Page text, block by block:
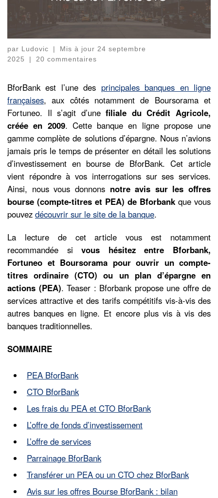
par Ludovic | Mis à jour 24 septembre
2025
| 20 commentaires
BforBank est l’une des principales banques en ligne
françaises, aux côtés notamment de Boursorama et
Fortuneo. Il s’agit d’unefiliale du Crédit Agricole,
créée en 2009. Cette banque en ligne propose une
gamme complète de solutions d’épargne. Nous n’avions
jamais pris le temps de présenter en détail les solutions
d’investissement en bourse de BforBank. Cet article
vient répondre à vos interrogations sur ses services.
Ainsi, nous vous donnons notre avis sur les offres
bourse (compte-titres et PEA) de Bforbank que vous
pouvez découvrir sur le site de la banque.
La lecture de cet article vous est notamment
recommandée sivous hésitez entre Bforbank,
Fortuneo et Boursorama pour ouvrir un compte-
titres ordinaire (CTO) ou un plan d’épargne en
actions (PEA). Teaser : Bforbank propose une offre de
services attractive et des tarifs compétitifs vis-à-vis des
autres banques en ligne. Et encore plus vis à vis des
banques traditionnelles.
SOMMAIRE
PEA BforBank
CTO BforBank
Les frais du PEA et CTO BforBank
L’offre de fonds d’investissement
L’offre de services
Parrainage BforBank
Transférer un PEA ou un CTO chez BforBank
Avis sur les offres Bourse BforBank : bilan